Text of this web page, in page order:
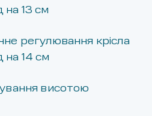
на 13 см
регулювання крісла
на 14 см
висотою